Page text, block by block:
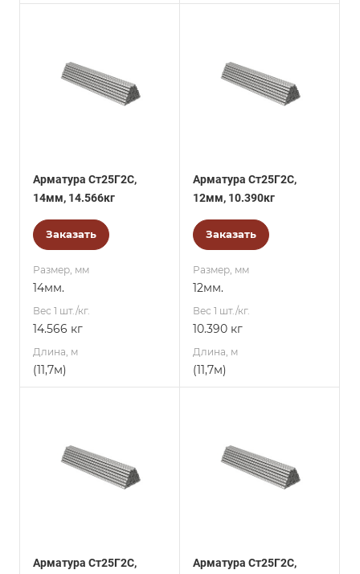
Арматура Ст25Г2С,
14мм, 14.566кг
Заказать
Размер, мм
14мм.
Вес 1 шт./кг.
14.566 кг
Длина, м
(11,7м)
Арматура Ст25Г2С,
12мм, 10.390кг
Заказать
Размер, мм
12мм.
Вес 1 шт./кг.
10.390 кг
Длина, м
(11,7м)
Арматура Ст25Г2С,
Арматура Ст25Г2С,